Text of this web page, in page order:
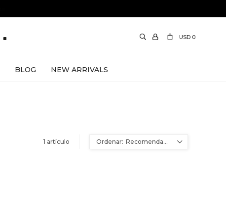
BLOG NEW ARRIVALS
USD 0
Bao Bao Ami Paris
1 artículo Recomendados